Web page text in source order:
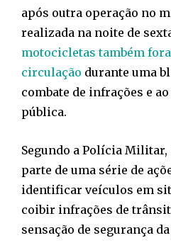
após outra operação no
realizada na noite de
motocicletas também
circulação durante uma
combate de infrações e
pública.
Segundo a Polícia
parte de uma série de
identificar veículos em
coibir infrações de
sensação de segurança